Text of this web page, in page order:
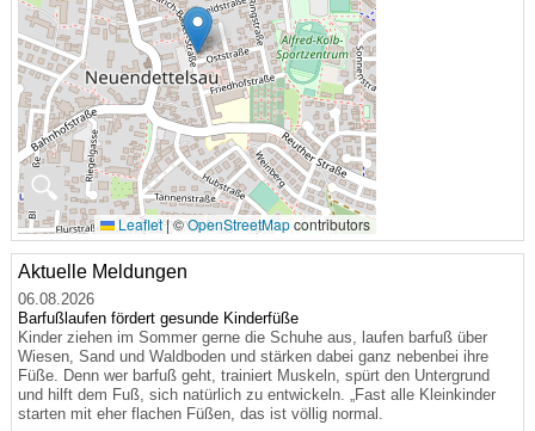
🔍
Leaflet|©OpenStreetMapcontributors
Aktuelle Meldungen
06.08.2026
Barfußlaufen fördert gesunde Kinderfüße
Kinder ziehen im Sommer gerne die Schuhe aus, laufen barfuß über
Wiesen, Sand und Waldboden und stärken dabei ganz nebenbei ihre
Füße. Denn wer barfuß geht, trainiert Muskeln, spürt den Untergrund
und hilft dem Fuß, sich natürlich zu entwickeln. „Fast alle Kleinkinder
starten mit eher flachen Füßen, das ist völlig normal.